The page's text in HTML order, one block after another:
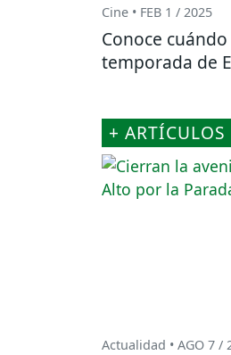
Cine • FEB 1 / 2025
Conoce
temporada de
+ ARTÍCULOS
Actualidad • AGO 7 /